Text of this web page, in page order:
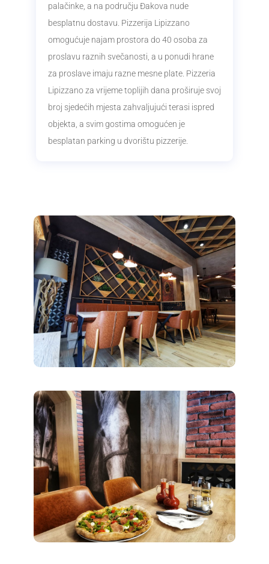
palačinke, a na području Đakova nude
besplatnu dostavu. Pizzerija Lipizzano
omogućuje najam prostora do 40 osoba za
proslavu raznih svečanosti, a u ponudi hrane
za proslave imaju razne mesne plate. Pizzeria
Lipizzano za vrijeme toplijih dana proširuje svoj
broj sjedećih mjesta zahvaljujući terasi ispred
objekta, a svim gostima omogućen je
besplatan parking u dvorištu pizzerije.